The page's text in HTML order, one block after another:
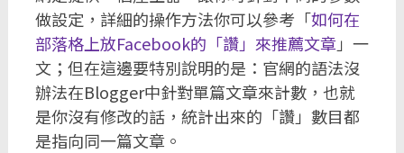
做設定，詳細的操作方法你可以參考「如何在
部落格上放Facebook的「讚」來推薦文章」一
文；但在這邊要特別說明的是：官網的語法沒
辦法在Blogger中針對單篇文章來計數，也就
是你沒有修改的話，統計出來的「讚」數目都
是指向同一篇文章。